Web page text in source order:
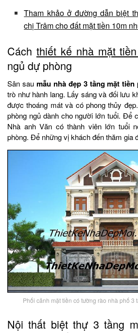
Tham khảo ở đường dẫn biệt
chị Trâm cho đất mặt tiền 10m
Cách thiết kế nhà mặt
ngủ dự phòng
Sân sau mẫu nhà đẹp 3 tầng mặt tiền
trò như hành lang. Lấy sáng và đối lưu
được thoáng mát và có phong thủy
phòng ngủ dành cho người lớn tuổi. Để
Nhà anh Văn có thành viên lớn tuổi
phòng. Để những vị khách đến thăm gia
Phối cảnh mặt tiền có tường rào nhà phố 3
Nội thất biệt thự 3 tầng